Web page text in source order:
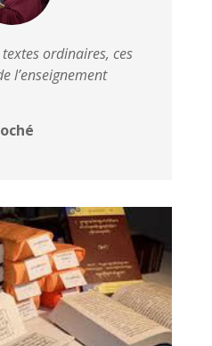
ordinaires, ces
l’enseignement